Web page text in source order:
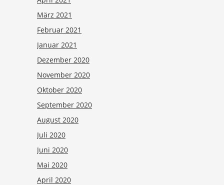
März 2021
Februar 2021
Januar 2021
Dezember 2020
November 2020
Oktober 2020
September 2020
August 2020
Juli 2020
Juni 2020
Mai 2020
April 2020